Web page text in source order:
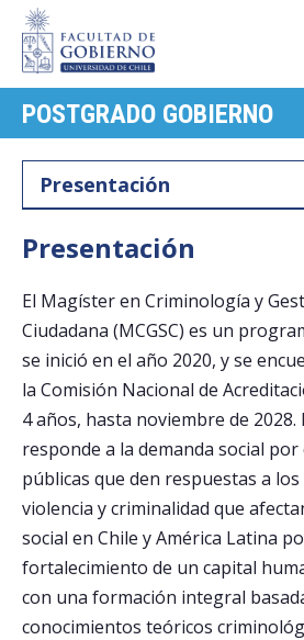
PORTADA
FACULTAD
CARRERAS
POSTGRADO
EXTENSIÓN
CENTROS
ADMISIÓN
Postulantes
Estudiantes
Académicos
POSTGRADO GOBIERNO
Presentación
Presentación
El Magíster en Criminología y
Ciudadana (MCGSC) es un
se inició en el año 2020, y se
la Comisión Nacional de
4 años, hasta noviembre de
responde a la demanda social
públicas que den respuestas a
violencia y criminalidad que
social en Chile y América Latina
fortalecimiento de un capital
con una formación integral
conocimientos teóricos